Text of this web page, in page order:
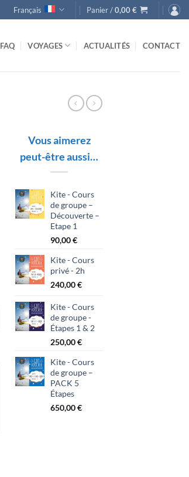
Français Panier /0,00€
FAQ VOYAGES ACTUALITÉS CONTACT
Vous aimerez
peut-être aussi…
Kite - Cours
de groupe –
Découverte –
Etape 1
90,00€
Kite - Cours
privé - 2h
240,00€
Kite - Cours
de groupe -
Étapes 1 & 2
250,00€
Kite - Cours
de groupe –
PACK 5
Étapes
650,00€